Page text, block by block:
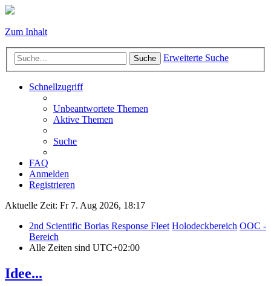
Zum Inhalt
Suche Erweiterte Suche
Schnellzugriff
Unbeantwortete Themen
Aktive Themen
Suche
FAQ
Anmelden
Registrieren
Aktuelle Zeit: Fr 7. Aug 2026, 18:17
2nd Scientific Borias Response Fleet Holodeckbereich OOC -
Bereich
Alle Zeiten sind UTC+02:00
Idee...